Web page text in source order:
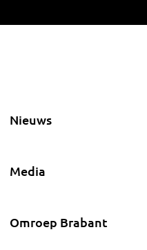
Nieuws
Media
Omroep Brabant